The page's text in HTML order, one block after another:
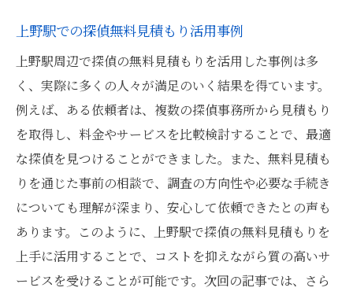
上野駅での探偵無料見積もり活用事例
上野駅周辺で探偵の無料見積もりを活用した事例は多
く、実際に多くの人々が満足のいく結果を得ています。
例えば、ある依頼者は、複数の探偵事務所から見積もり
を取得し、料金やサービスを比較検討することで、最適
な探偵を見つけることができました。また、無料見積も
りを通じた事前の相談で、調査の方向性や必要な手続き
についても理解が深まり、安心して依頼できたとの声も
あります。このように、上野駅で探偵の無料見積もりを
上手に活用することで、コストを抑えながら質の高いサ
ービスを受けることが可能です。次回の記事では、さら